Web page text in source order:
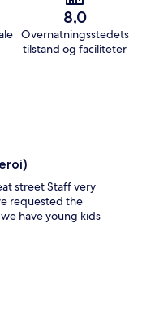
8,0
Overnatningsstedets
tilstand og faciliteter
street Staff very
requested the
have young kids